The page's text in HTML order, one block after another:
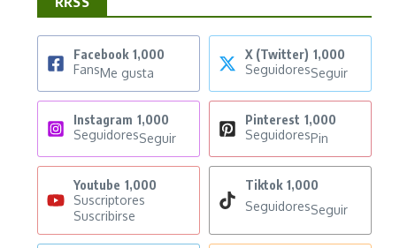
Facebook 1,000
FansMe gusta
X (Twitter) 1,000
SeguidoresSeguir
Instagram 1,000
SeguidoresSeguir
Pinterest 1,000
SeguidoresPin
Youtube 1,000
Suscriptores
Suscribirse
Tiktok 1,000
SeguidoresSeguir